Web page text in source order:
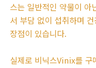
스는 일반적인 약물이 아
서 부담 없이 섭취하며
장점이 있습니다.
실제로 비닉스Vinix를 구